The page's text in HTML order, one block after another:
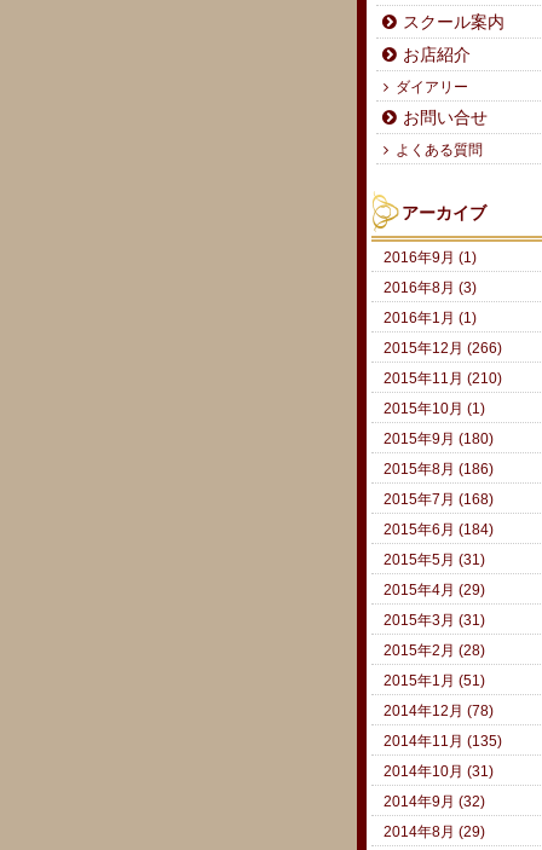
スクール案内
お店紹介
ダイアリー
お問い合せ
よくある質問
アーカイブ
2016年9月 (1)
2016年8月 (3)
2016年1月 (1)
2015年12月 (266)
2015年11月 (210)
2015年10月 (1)
2015年9月 (180)
2015年8月 (186)
2015年7月 (168)
2015年6月 (184)
2015年5月 (31)
2015年4月 (29)
2015年3月 (31)
2015年2月 (28)
2015年1月 (51)
2014年12月 (78)
2014年11月 (135)
2014年10月 (31)
2014年9月 (32)
2014年8月 (29)